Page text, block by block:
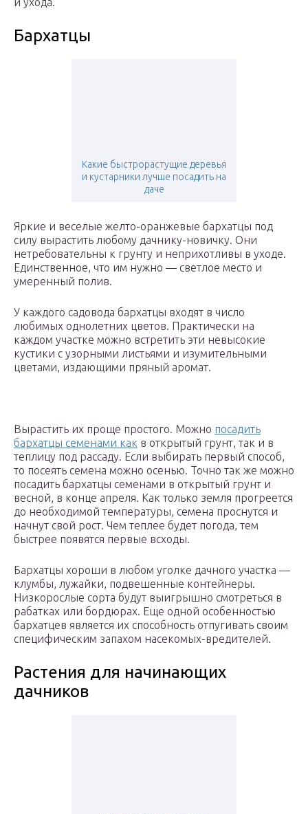
Бархатцы
Какие быстрорастущие деревья
и кустарники лучше посадить на
даче
Яркие и веселые желто-оранжевые бархатцы под
силу вырастить любому дачнику-новичку. Они
нетребовательны к грунту и неприхотливы в уходе.
Единственное, что им нужно — светлое место и
умеренный полив.
У каждого садовода бархатцы входят в число
любимых однолетних цветов. Практически на
каждом участке можно встретить эти невысокие
кустики с узорными листьями и изумительными
цветами, издающими пряный аромат.
Вырастить их проще простого. Можно посадить
бархатцы семенами как в открытый грунт, так и в
теплицу под рассаду. Если выбирать первый способ,
то посеять семена можно осенью. Точно так же можно
посадить бархатцы семенами в открытый грунт и
весной, в конце апреля. Как только земля прогреется
до необходимой температуры, семена проснутся и
начнут свой рост. Чем теплее будет погода, тем
быстрее появятся первые всходы.
Бархатцы хороши в любом уголке дачного участка —
клумбы, лужайки, подвешенные контейнеры.
Низкорослые сорта будут выигрышно смотреться в
рабатках или бордюрах. Еще одной особенностью
бархатцев является их способность отпугивать своим
специфическим запахом насекомых-вредителей.
Растения для начинающих
дачников